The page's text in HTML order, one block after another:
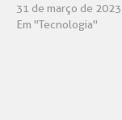
31 de março de 2023
Em "Tecnologia"